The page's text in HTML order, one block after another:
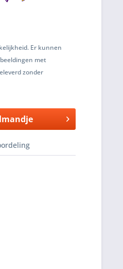
Er kunnen
met
zonder